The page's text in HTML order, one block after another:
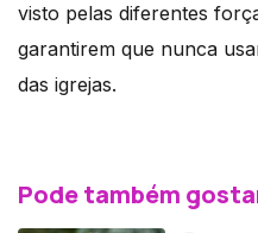
visto pelas diferentes
garantirem que nunca
das igrejas.
Pode também